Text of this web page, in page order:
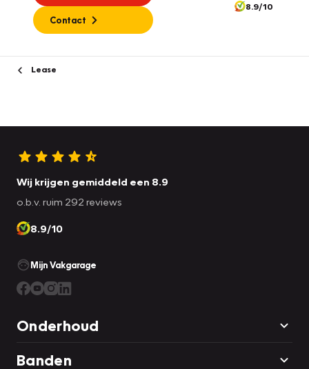
Contact
8.9/10
Lease
Wij krijgen gemiddeld een 8.9
o.b.v. ruim 292 reviews
8.9/10
Mijn Vakgarage
Onderhoud
Banden